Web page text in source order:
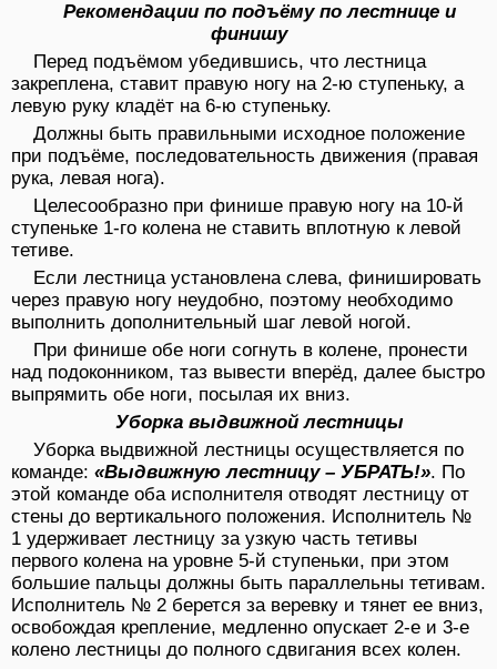
Рекомендации по подъёму по лестнице и
финишу
Перед подъёмом убедившись, что лестница
закреплена, ставит правую ногу на 2-ю ступеньку, а
левую руку кладёт на 6-ю ступеньку.
Должны быть правильными исходное положение
при подъёме, последовательность движения (правая
рука, левая нога).
Целесообразно при финише правую ногу на 10-й
ступеньке 1-го колена не ставить вплотную к левой
тетиве.
Если лестница установлена слева, финишировать
через правую ногу неудобно, поэтому необходимо
выполнить дополнительный шаг левой ногой.
При финише обе ноги согнуть в колене, пронести
над подоконником, таз вывести вперёд, далее быстро
выпрямить обе ноги, посылая их вниз.
Уборка выдвижной лестницы
Уборка выдвижной лестницы осуществляется по
команде: «Выдвижную лестницу – УБРАТЬ!». По
этой команде оба исполнителя отводят лестницу от
стены до вертикального положения. Исполнитель №
1 удерживает лестницу за узкую часть тетивы
первого колена на уровне 5-й ступеньки, при этом
большие пальцы должны быть параллельны тетивам.
Исполнитель № 2 берется за веревку и тянет ее вниз,
освобождая крепление, медленно опускает 2-е и 3-е
колено лестницы до полного сдвигания всех колен.